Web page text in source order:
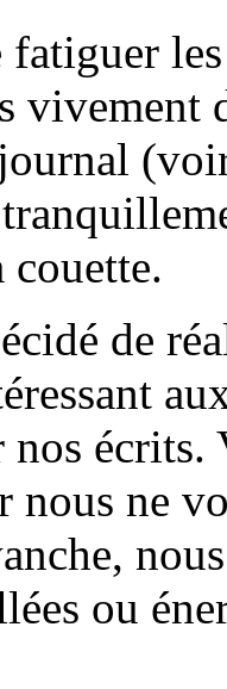
fatiguer
vivement
de
écrits.
nous ne
ou